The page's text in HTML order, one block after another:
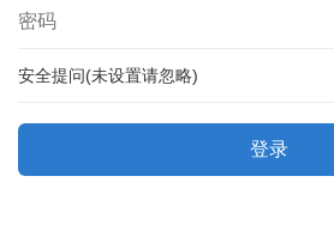
安全提问(未设置请忽略)
登录